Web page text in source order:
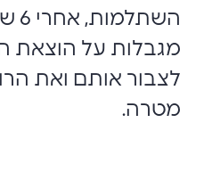
מגבלות על הוצאת
לצבור אותם ואת
מטרה.